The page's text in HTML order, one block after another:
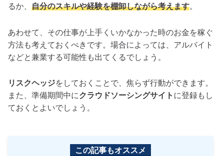
るか、 自分のスキルや経験を棚卸しながら考えます。
あわせて、その仕事が上手くいかなかった時のお金を稼ぐ
方法も考えておくべきです。場合によっては、アルバイト
などと兼業する可能性も出てくるでしょう。
リスクヘッジをしておくことで、焦らず行動ができます。
また、準備期間中にクラウドソーシングサイト に登録もし
ておくとよいでしょう。
この記事もオススメ